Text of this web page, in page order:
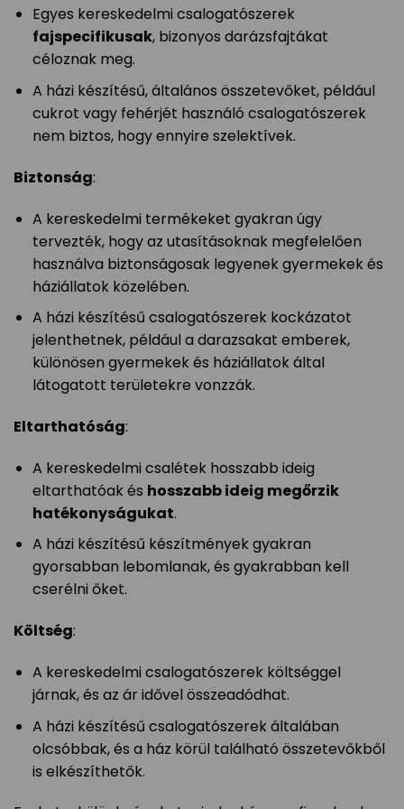
Egyes kereskedelmi csalogatószerek
fajspecifikusak, bizonyos darázsfajtákat
céloznak meg.
A házi készítésű, általános összetevőket, például
cukrot vagy fehérjét használó csalogatószerek
nem biztos, hogy ennyire szelektívek.
Biztonság:
A kereskedelmi termékeket gyakran úgy
tervezték, hogy az utasításoknak megfelelően
használva biztonságosak legyenek gyermekek és
háziállatok közelében.
A házi készítésű csalogatószerek kockázatot
jelenthetnek, például a darazsakat emberek,
különösen gyermekek és háziállatok által
látogatott területekre vonzzák.
Eltarthatóság:
A kereskedelmi csalétek hosszabb ideig
eltarthatóak és hosszabb ideig megőrzik
hatékonyságukat.
A házi készítésű készítmények gyakran
gyorsabban lebomlanak, és gyakrabban kell
cserélni őket.
Költség:
A kereskedelmi csalogatószerek költséggel
járnak, és az ár idővel összeadódhat.
A házi készítésű csalogatószerek általában
olcsóbbak, és a ház körül található összetevőkből
is elkészíthetők.